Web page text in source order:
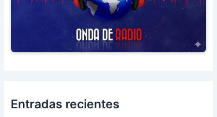
Entradas recientes